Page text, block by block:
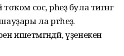
сос, әрһеҙ була тигәнгә
ла рәтһеҙ.
ишетмәгәндәй, үҙенекен